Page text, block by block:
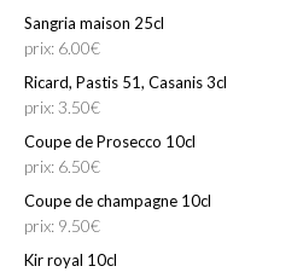
Sangria maison 25cl
prix: 6.00€
Ricard, Pastis 51, Casanis 3cl
prix: 3.50€
Coupe de Prosecco 10cl
prix: 6.50€
Coupe de champagne 10cl
prix: 9.50€
Kir royal 10cl